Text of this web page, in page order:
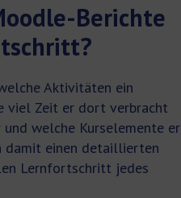
Berichte
Aktivitäten ein
viel Zeit er dort verbracht
welche Kurselemente er
damit einen detaillierten
Lernfortschritt jedes